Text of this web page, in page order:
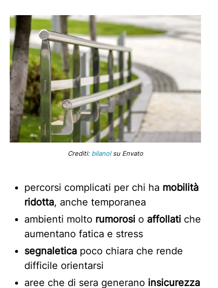
Crediti: bilanolsu Envato
percorsi complicati per chi ha mobilità
ridotta, anche temporanea
ambienti molto rumorosi o affollati che
aumentano fatica e stress
segnaletica poco chiara che rende
difficile orientarsi
aree che di sera generano insicurezza